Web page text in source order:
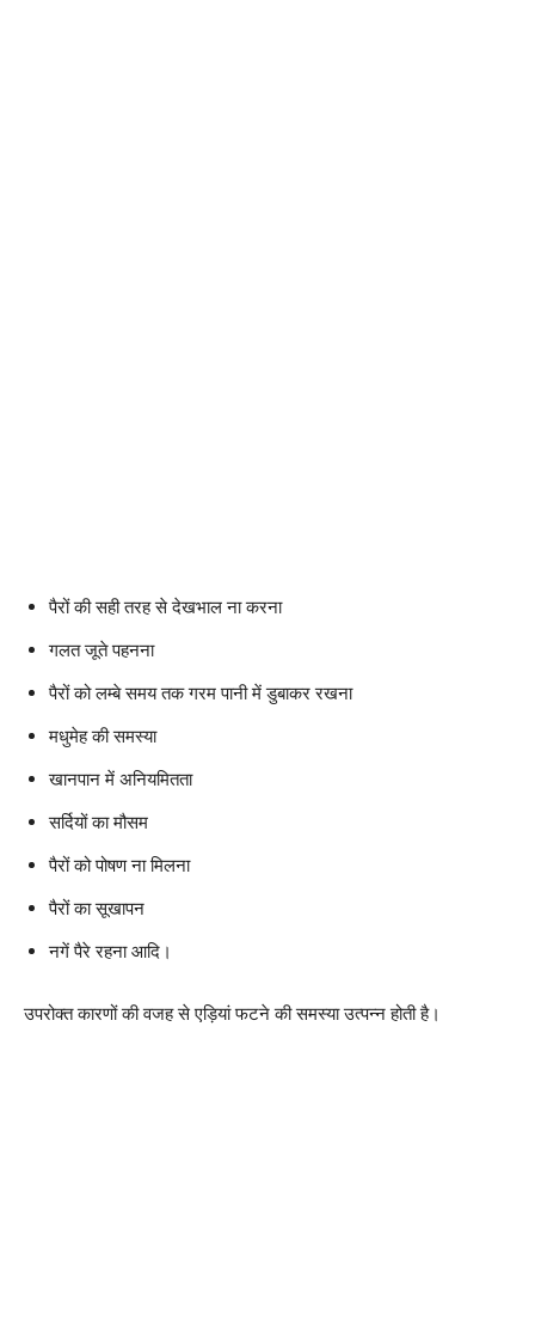
पैरों की सही तरह से देखभाल ना करना
गलत जूते पहनना
पैरों को लम्बे समय तक गरम पानी में डुबाकर रखना
मधुमेह की समस्या
खानपान में अनियमितता
सर्दियों का मौसम
पैरों को पोषण ना मिलना
पैरों का सूखापन
नगें पैरे रहना आदि।
उपरोक्त कारणों की वजह से एड़ियां फटने की समस्या उत्पन्न होती है।